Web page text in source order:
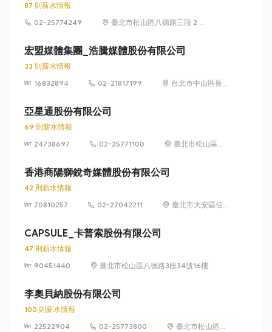
87 則薪水情報
02-25774249
臺北市松山區八德路三段 2 號
宏盟媒體集團_浩騰媒體股份有限公司
33 則薪水情報
16832894
02-21817199
台北市中山區長
亞星通股份有限公司
69 則薪水情報
24738697
02-25771100
臺北市松山區八
香港商陽獅銳奇媒體股份有限公司
42 則薪水情報
70810257
02-27042211
臺北市大安區信
CAPSULE_卡普索股份有限公司
47 則薪水情報
90451440
臺北市松山區八德路3段34號16樓
李奧貝納股份有限公司
100 則薪水情報
22522904
02-25773800
臺北市松山區南